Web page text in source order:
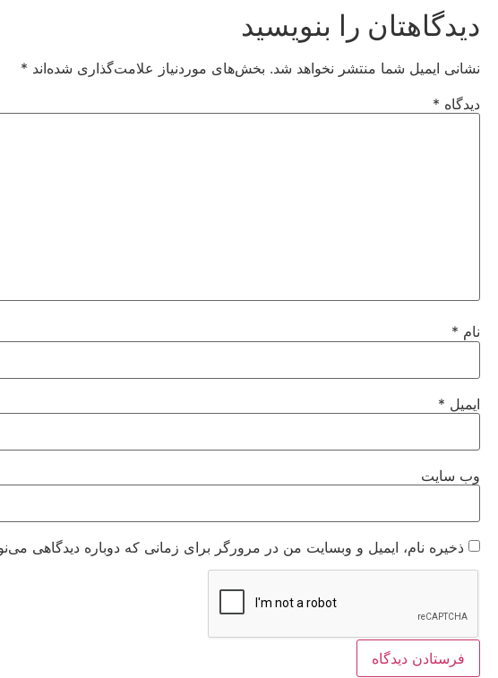
دیدگاهتان را بنویسید
نشانی ایمیل شما منتشر نخواهد شد. بخش‌های موردنیاز علامت‌گذاری شده‌اند *
دیدگاه *
نام *
ایمیل *
وب‌ سایت
ذخیره نام، ایمیل و وبسایت من در مرورگر برای زمانی که دوباره دیدگاهی